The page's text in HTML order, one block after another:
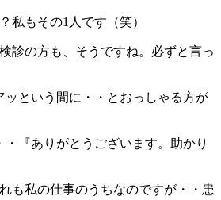
私もその1人です（笑）
診の方も、そうですね。必ずと言っ
ッという間に・・とおっしゃる方が
・『ありがとうございます。助かり
も私の仕事のうちなのですが・・患